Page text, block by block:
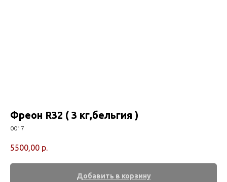
Фреон R32 ( 3 кг,бельгия )
0017
5500,00 р.
Добавить в корзину